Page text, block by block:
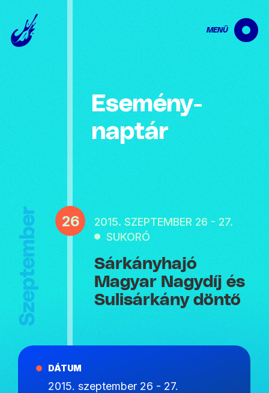
MENÜ
Esemény­
naptár
Szeptember 26
2015. SZEPTEMBER 26 - 27.
SUKORÓ
Sárkányhajó
Magyar Nagydíj és
Sulisárkány döntő
DÁTUM
2015. szeptember 26 - 27.